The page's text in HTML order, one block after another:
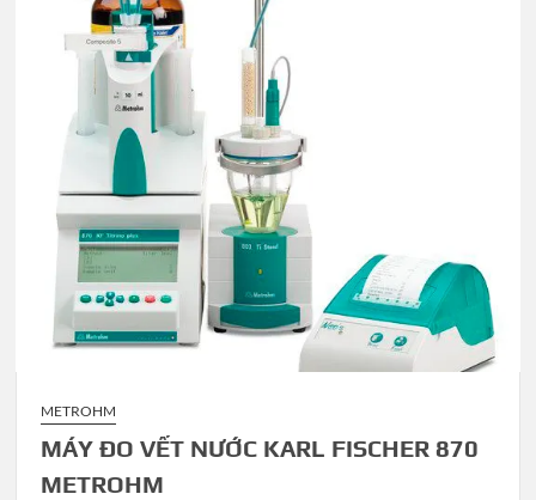
METROHM
MÁY ĐO VẾT NƯỚC KARL FISCHER 870
METROHM